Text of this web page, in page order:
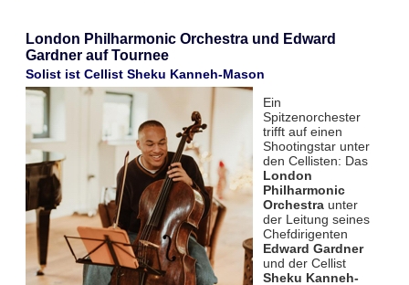
London Philharmonic Orchestra und Edward
Gardner auf Tournee
Solist ist Cellist Sheku Kanneh-Mason
Ein
Spitzenorchester
trifft auf einen
Shootingstar unter
den Cellisten: Das
London
Philharmonic
Orchestraunter
der Leitung seines
Chefdirigenten
Edward Gardner
und der Cellist
Sheku Kanneh-